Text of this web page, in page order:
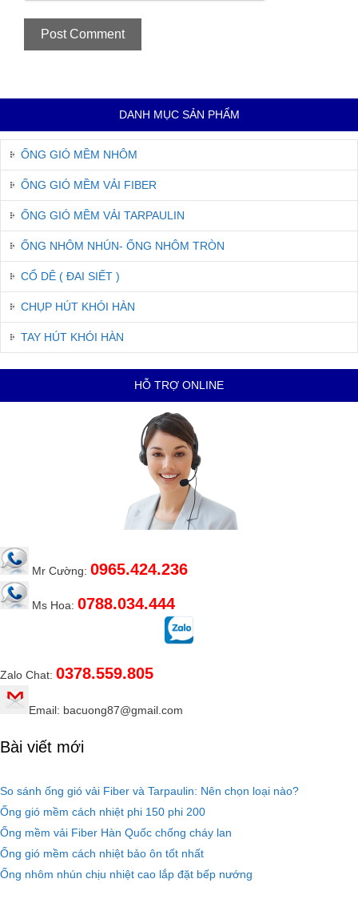
DANH MỤC SẢN PHẨM
ỐNG GIÓ MỀM NHÔM
ỐNG GIÓ MỀM VẢI FIBER
ỐNG GIÓ MỀM VẢI TARPAULIN
ỐNG NHÔM NHÚN- ỐNG NHÔM TRÒN
CỔ DÊ ( ĐAI SIẾT )
CHỤP HÚT KHÓI HÀN
TAY HÚT KHÓI HÀN
HỖ TRỢ ONLINE
Mr Cường: 0965.424.236
Ms Hoa: 0788.034.444
Zalo Chat: 0378.559.805
Email: bacuong87@gmail.com
Bài viết mới
So sánh ống gió vải Fiber và Tarpaulin: Nên chọn loại nào?
Ống gió mềm cách nhiệt phi 150 phi 200
Ống mềm vải Fiber Hàn Quốc chống cháy lan
Ống gió mềm cách nhiệt bảo ôn tốt nhất
Ống nhôm nhún chịu nhiệt cao lắp đặt bếp nướng